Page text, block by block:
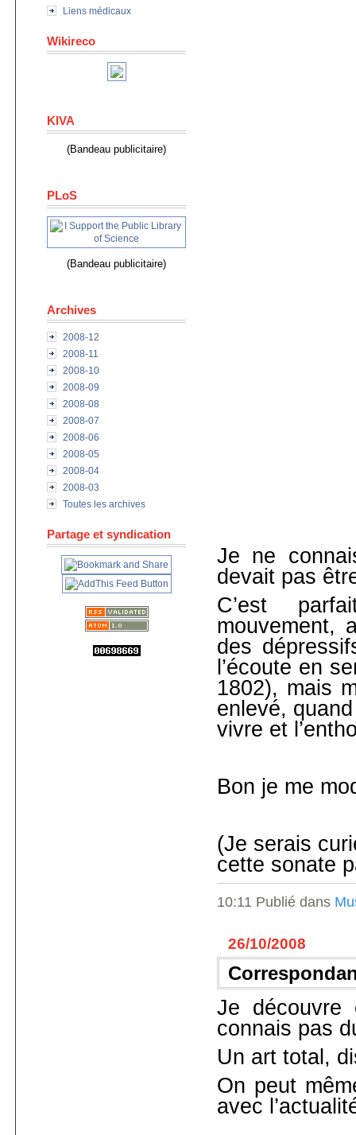
Liens médicaux
Wikireco
KIVA
(Bandeau publicitaire)
PLoS
(Bandeau publicitaire)
Archives
2008-12
2008-11
2008-10
2008-09
2008-08
2008-07
2008-06
2008-05
2008-04
2008-03
Toutes les archives
Partage et syndication
Je ne
devait pas
C’est
mouvement,
des
l’écoute en
1802), mais
enlevé,
vivre et
Bon je me
(Je serais
cette sonate
10:11 Publié dans
26/10/2008
Je
connais pas
Un art total,
On peut
avec